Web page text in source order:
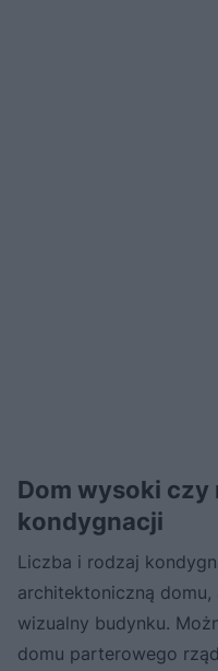
Dom wysoki
kondygnacji
Liczba i rodzaj
architektoniczną
wizualny budynku.
domu parterowego